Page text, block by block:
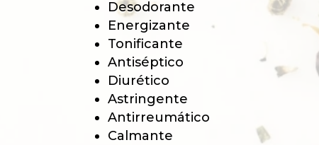
Desodorante
Energizante
Tonificante
Antiséptico
Diurético
Astringente
Antirreumático
Calmante